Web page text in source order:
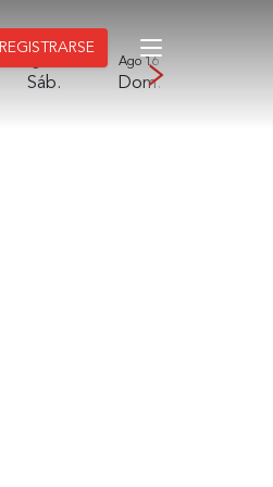
REGISTRARSE
Sáb.
Ago 16
Dom.